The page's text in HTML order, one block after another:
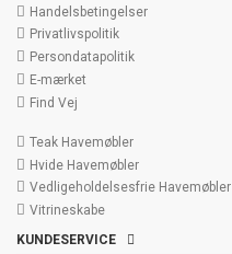
Handelsbetingelser
Privatlivspolitik
Persondatapolitik
E-mærket
Find Vej
Teak Havemøbler
Hvide Havemøbler
Vedligeholdelsesfrie Havemøbler
Vitrineskabe
KUNDESERVICE